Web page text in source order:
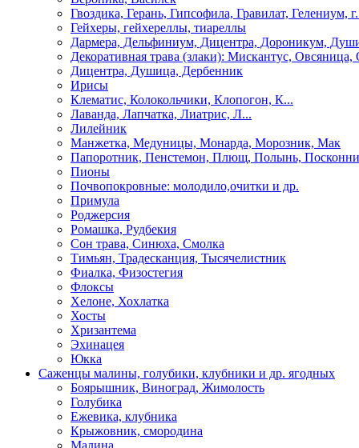
Гвоздика, Герань, Гипсофила, Гравилат, Гелениум,
Гейхеры, гейхереллы, тиареллы
Дармера, Дельфиниум, Дицентра, Дороникум,
Декоративная трава (злаки): Мискантус, Овсяница,
Дицентра, Душица, Дербенник
Ирисы
Клематис, Колокольчики, Клопогон, К...
Лаванда, Лапчатка, Лиатрис, Л...
Лилейник
Манжетка, Медуницы, Монарда, Морозник, Мак
Папоротник, Пенстемон, Плющ, Полынь,
Пионы
Почвопокровные: молодило,очитки и др.
Примула
Роджерсия
Ромашка, Рудбекия
Сон трава, Синюха, Смолка
Тимьян, Традесканция, Тысячелистник
Фиалка, Физостегия
Флоксы
Хелоне, Хохлатка
Хосты
Хризантема
Эхинацея
Юкка
Саженцы малины, голубики, клубники и др. ягодных
Боярышник, Виноград, Жимолость
Голубика
Ежевика, клубника
Крыжовник, смородина
Малина